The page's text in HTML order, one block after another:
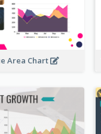
Area Chart